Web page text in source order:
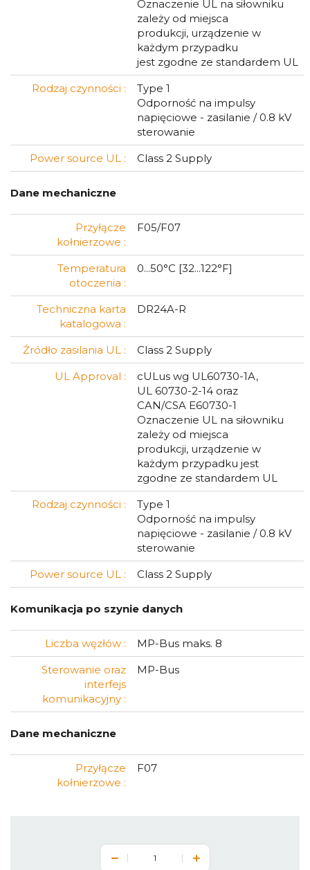
Oznaczenie UL na siłowniku
zależy od miejsca
produkcji, urządzenie w
każdym przypadku
jest zgodne ze standardem UL
Rodzaj czynności :
Type 1
Odporność na impulsy
napięciowe - zasilanie / 0.8 kV
sterowanie
Power source UL :
Class 2 Supply
Dane mechaniczne
Przyłącze
kołnierzowe :
F05/F07
Temperatura
otoczenia :
0...50°C [32...122°F]
Techniczna karta
katalogowa :
DR24A-R
Źródło zasilania UL :
Class 2 Supply
UL Approval :
cULus wg UL60730-1A,
UL 60730-2-14 oraz
CAN/CSA E60730-1
Oznaczenie UL na siłowniku
zależy od miejsca
produkcji, urządzenie w
każdym przypadku jest
zgodne ze standardem UL
Rodzaj czynności :
Type 1
Odporność na impulsy
napięciowe - zasilanie / 0.8 kV
sterowanie
Power source UL :
Class 2 Supply
Komunikacja po szynie danych
Liczba węzłów :
MP-Bus maks. 8
Sterowanie oraz
interfejs
komunikacyjny :
MP-Bus
Dane mechaniczne
Przyłącze
kołnierzowe :
F07